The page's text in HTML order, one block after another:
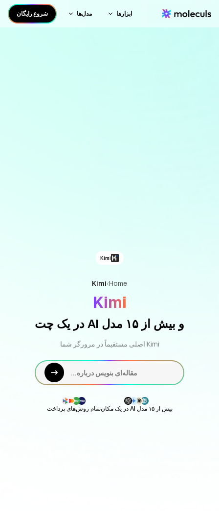
ابزارها مدل‌ها شروع رایگان
Kimi
Home
›
Kimi
Kimi
و بیش از ۱۵ مدل AI در یک چت
Kimi اصلی مستقیماً در مرورگر شما
مقاله‌ای بنویس درباره...
بیش از ۱۵ مدل AI در یک مکان تمام روش‌های پرداخت